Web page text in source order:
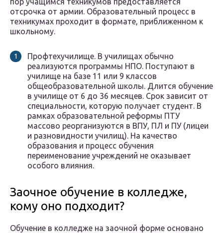
отсрочка от армии. Образовательный процесс в
техникумах проходит в формате, приближенном к
школьному.
Профтехучилище. В училищах обычно
реализуются программы НПО. Поступают в
училище на базе 11 или 9 классов
общеобразовательной школы. Длится обучение
в училище от 6 до 36 месяцев. Срок зависит от
специальности, которую получает студент. В
рамках образовательной реформы ПТУ
массово реорганизуются в ВПУ, ПЛ и ПУ (лицеи
и разновидности училищ). На качество
образования и процесс обучения
переименование учреждений не оказывает
особого влияния.
Заочное обучение в колледже,
кому оно подходит?
Обучение в колледже на заочной форме основано